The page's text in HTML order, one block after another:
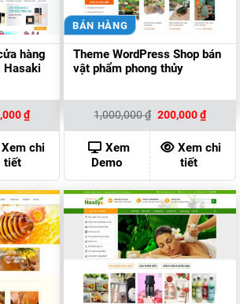
hàng
Hasaki
₫.
₫Giá
hiện
tại
là:
200,000 ₫.
Xem chi
tiết
BÁN HÀNG
Theme WordPress Shop bán
vật phẩm phong thủy
1,000,000₫ Giá
là:
1,000,000 ₫.
200,000₫Giá
hiện
tại
là:
Xem
Demo
Xem chi
tiết